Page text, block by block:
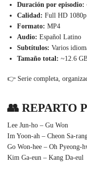
Duración por episodio:
Calidad: Full HD 1080p
Formato: MP4
Audio: Español Latino
Subtítulos: Varios
Tamaño total: ~12.6
👉 Serie completa,
👥 REPARTO
Lee Jun-ho – Gu Won
Im Yoon-ah – Cheon Sa-
Go Won-hee – Oh Pyeong-
Kim Ga-eun – Kang Da-eul